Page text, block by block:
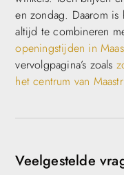
en zondag. Daarom
altijd te combineren
openingstijden in
vervolgpagina’s zoals
het centrum van
Veelgestelde